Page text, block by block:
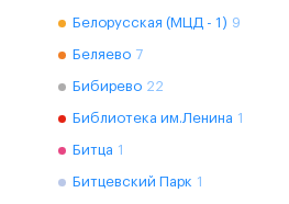
Белорусская (МЦД - 1) 9
Беляево 7
Бибирево 22
Библиотека им.Ленина 1
Битца 1
Битцевский Парк 1